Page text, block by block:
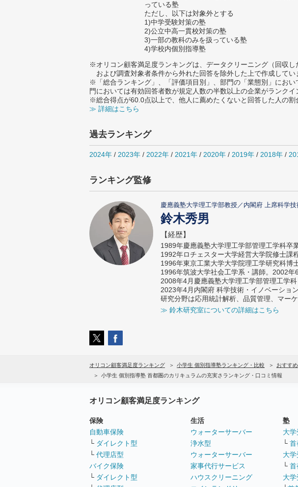
っている塾
ただし、以下は対象外とする
1)中学受験対策の塾
2)公立中高一貫校対策の塾
3)一部の教科のみを扱っている塾
4)学校内個別指導塾
※オリコン顧客満足度ランキングは、データクリーニング（回収し
および調査対象者条件から外れた回答を除外した上で作成してい
※「総合ランキング」、「評価項目別」、部門の「業態別」にお
門においては有効回答者数が規定人数の半数以上の企業がランクイ
※総合得点が60.0点以上で、他人に薦めたくないと回答した人の割
≫ 詳細はこちら
過去ランキング
2024年 / 2023年 / 2022年 / 2021年 / 2020年 / 2019年 / 2018年 /
ランキング監修
慶應義塾大学理工学部教授／内閣府 上席科学技
鈴木秀男
【経歴】
1989年慶應義塾大学理工学部管理工学科卒業
1992年ロチェスター大学経営大学院修士課
1996年東京工業大学大学院理工学研究科博
1996年筑波大学社会工学系・講師。2002年6
2008年4月慶應義塾大学理工学部管理工学
2023年4月内閣府 科学技術・イノベーショ
研究分野は応用統計解析、品質管理、マーケ
≫ 鈴木研究室についての詳細はこちら
オリコン顧客満足度ランキング 小学生 個別指導塾ランキング・比較 おすす
小学生 個別指導塾 首都圏のカリキュラムの充実さランキング・口コミ情報
オリコン顧客満足度ランキング
保険
自動車保険
└ ダイレクト型
└ 代理店型
バイク保険
└ ダイレクト型
生活
ウォーターサーバー
浄水型
ウォーターサーバー
家事代行サービス
ハウスクリーニング
塾
大
└ 首
大
└ 首
大